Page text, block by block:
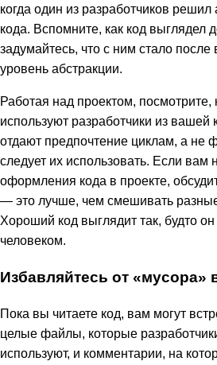
когда один из разработчиков решил
кода. Вспомните, как код выглядел
задумайтесь, что с ним стало
уровень абстракции.
Работая над проектом, посмотрите,
используют разработчики из
отдают предпочтение циклам, а не
следует их использовать. Если вам
оформления кода в проекте,
— это лучше, чем смешивать
Хороший код выглядит так, будто
человеком.
Избавляйтесь от «мусора»
Пока вы читаете код, вам могут
целые файлы, которые
используют, и комментарии, на